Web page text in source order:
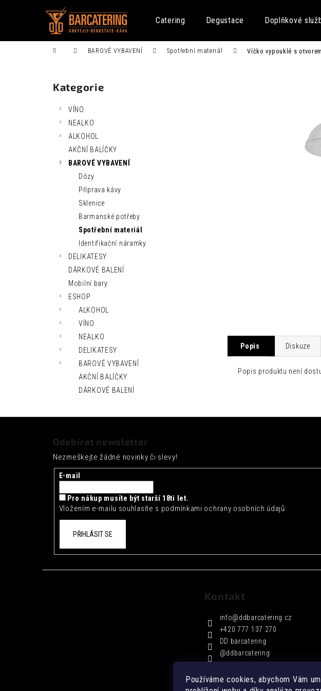
Používáme cookies, abychom Vám
Catering Degustace Doplňkové
Domů BAROVÉ VYBAVENÍ Spotřební materiál Víčko vypouklé s
Přeskočit
kategorie
Kategorie
VÍNO
NEALKO
ALKOHOL
AKČNÍ BALÍČKY
BAROVÉ VYBAVENÍ
Dózy
Příprava kávy
Sklenice
Barmanské potřeby
Spotřební materiál
Identifikační náramky
DELIKATESY
DÁRKOVÉ BALENÍ
Mobilní bary
ESHOP
ALKOHOL
VÍNO
NEALKO
DELIKATESY
BAROVÉ VYBAVENÍ
AKČNÍ BALÍČKY
DÁRKOVÉ BALENÍ
Popis Diskuze
Popis produktu není
í
Zpět
do
Zpět
do
Co
FENTIMANS CURIOSITY COLA 0,275L
Odebírat newsletter
Nezmeškejte žádné novinky či slevy!
E-mail
Pro nákup musíte být starší 18ti let.
Vložením e-mailu souhlasíte s podmínkami ochrany osobních údajů
PŘIHLÁSIT SE
Kontakt
info@ddbarcatering.cz
+420 777 137 270
DD barcatering
@ddbarcatering